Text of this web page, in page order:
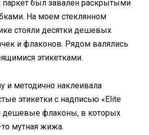
паркет был завален раскрытыми
На моем стеклянном
стояли десятки дешевых
и флаконов. Рядом валялись
этикетками.
и методично наклеивала
этикетки с надписью «Elite
дешевые флаконы, в которых
то мутная жижа.